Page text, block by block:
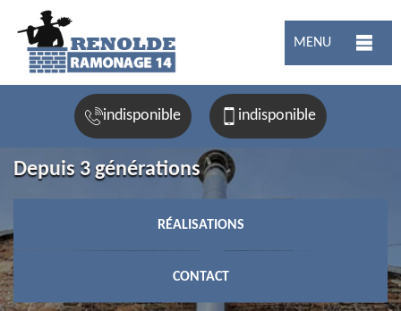
MENU
indisponible indisponible
Depuis 3 générations
RÉALISATIONS
CONTACT